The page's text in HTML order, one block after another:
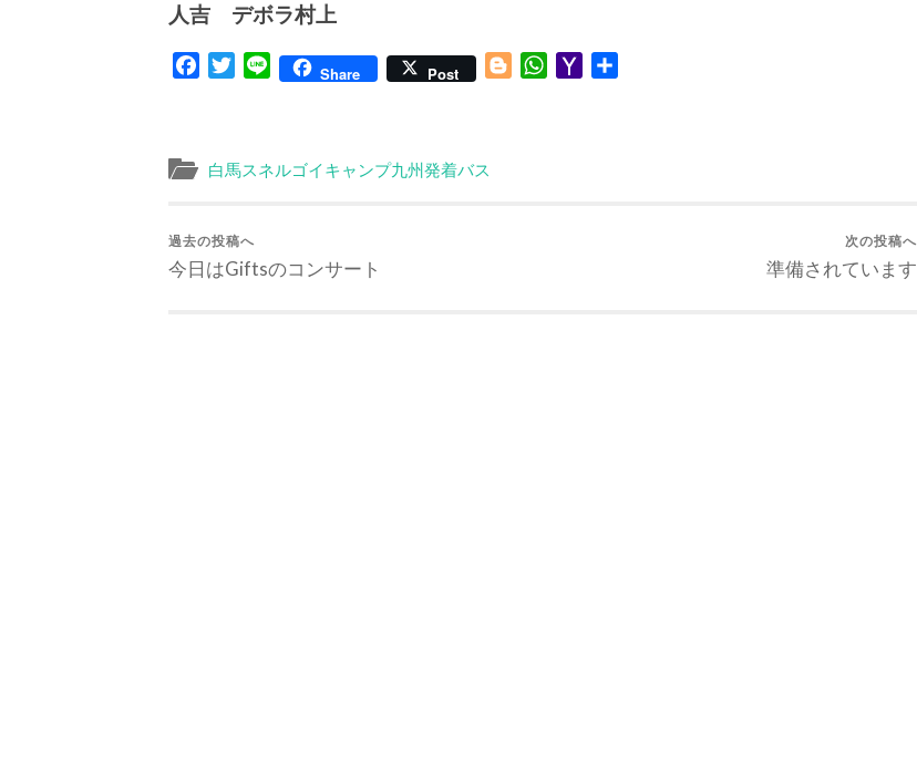
人吉 デボラ村上
Facebook
TwitterLine Share Post BloggerWhatsApp
Yahoo
白馬スネルゴイキャンプ九州発着バス
過去の投稿へ
今日はGiftsのコンサート
次の投稿へ
準備されています